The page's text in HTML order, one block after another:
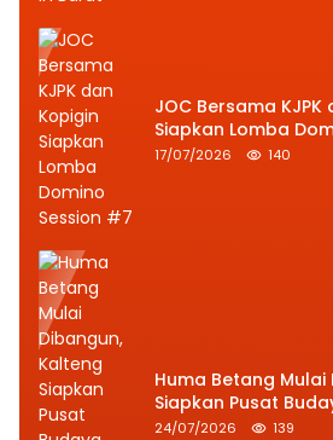
JOC Bersama KJPK
Siapkan Lomba
17/07/2026 140
Huma Betang
Siapkan Pusat
dan Modern
24/07/2026 139